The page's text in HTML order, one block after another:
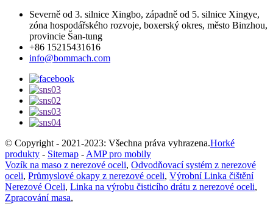
Severně od 3. silnice Xingbo, západně od 5. silnice Xingye,
zóna hospodářského rozvoje, boxerský okres, město Binzhou,
provincie Šan-tung
+86 15215431616
info@bommach.com
© Copyright - 2021-2023: Všechna práva vyhrazena.Horké
produkty - Sitemap -AMP pro mobily
Vozík na maso z nerezové oceli, Odvodňovací systém z nerezové
oceli, Průmyslové okapy z nerezové oceli, Výrobní Linka čištění
Nerezové Oceli, Linka na výrobu čisticího drátu z nerezové oceli,
Zpracování masa,